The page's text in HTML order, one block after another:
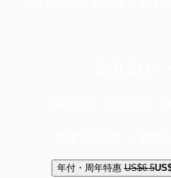
年付・周年特惠 US$6.5